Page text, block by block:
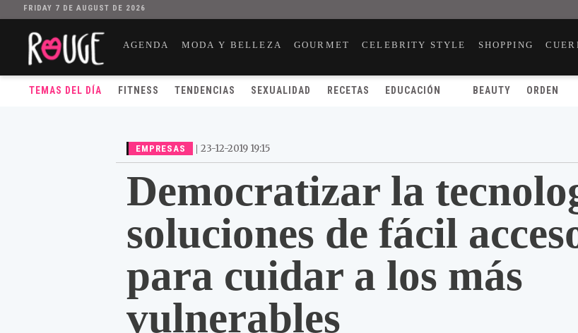
FRIDAY 7 DE AUGUST DE 2026
AGENDA MODA Y BELLEZA GOURMET CELEBRITY STYLE SHOPPING
TEMAS DEL DÍA FITNESS TENDENCIAS SEXUALIDAD RECETAS EDUCACIÓN BEAUTY ORDEN
EMPRESAS | 23-12-2019 19:15
Democratizar la
soluciones de fácil
para cuidar a los más
vulnerables